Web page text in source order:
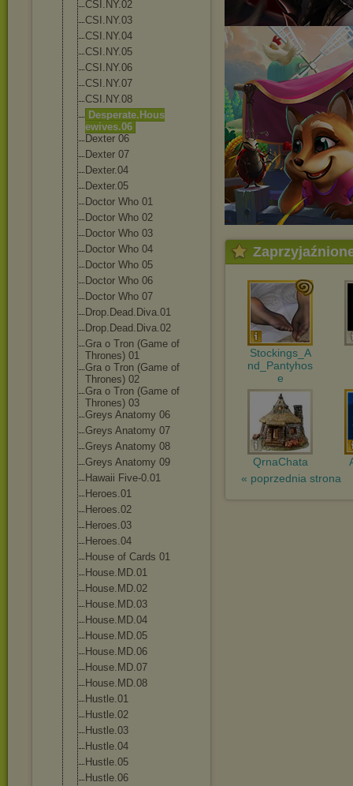
CSI.NY.02
CSI.NY.03
CSI.NY.04
CSI.NY.05
CSI.NY.06
CSI.NY.07
CSI.NY.08
Desperate.Hous
ewives.06
Dexter 06
Dexter 07
Dexter.04
Dexter.05
Doctor Who 01
Doctor Who 02
Doctor Who 03
Doctor Who 04
Doctor Who 05
Doctor Who 06
Doctor Who 07
Drop.Dead.Diva.01
Drop.Dead.Diva.02
Gra o Tron (Game of
Thrones) 01
Gra o Tron (Game of
Thrones) 02
Gra o Tron (Game of
Thrones) 03
Greys Anatomy 06
Greys Anatomy 07
Greys Anatomy 08
Greys Anatomy 09
Hawaii Five-0.01
Heroes.01
Heroes.02
Heroes.03
Heroes.04
House of Cards 01
House.MD.01
House.MD.02
House.MD.03
House.MD.04
House.MD.05
House.MD.06
House.MD.07
House.MD.08
Hustle.01
Hustle.02
Hustle.03
Hustle.04
Hustle.05
Hustle.06
Stockings_A
nd_Pantyhos
e
QrnaChata
« poprzednia strona